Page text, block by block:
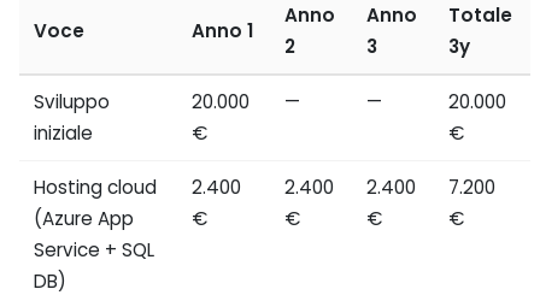
Voce Anno 1
Anno
2
Anno
3
Totale
3y
Sviluppo
iniziale
20.000
€
— —
20.000
€
Hosting cloud
(Azure App
Service + SQL
DB)
2.400
€
2.400
€
2.400
€
7.200
€